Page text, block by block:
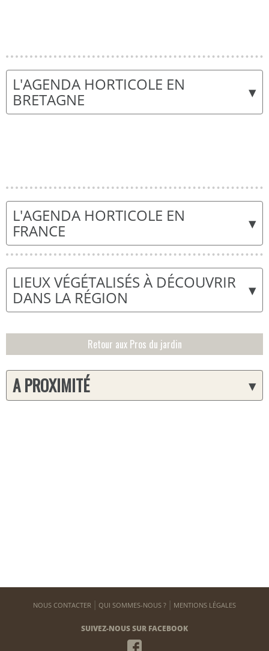
▾
L'AGENDA HORTICOLE EN
BRETAGNE
▾
L'AGENDA HORTICOLE EN
FRANCE
▾
LIEUX VÉGÉTALISÉS À DÉCOUVRIR
DANS LA RÉGION
Retour aux Pros du jardin
▾
A PROXIMITÉ
NOUS CONTACTER QUI SOMMES-NOUS ? MENTIONS LÉGALES
SUIVEZ-NOUS SUR FACEBOOK